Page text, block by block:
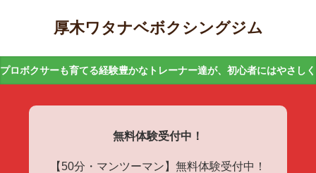
厚木ワタナベボクシングジム
プロボクサーも育てる経験豊かなトレーナー達が、初心者にはやさし
無料体験受付中！
【50分・マンツーマン】無料体験受付中！